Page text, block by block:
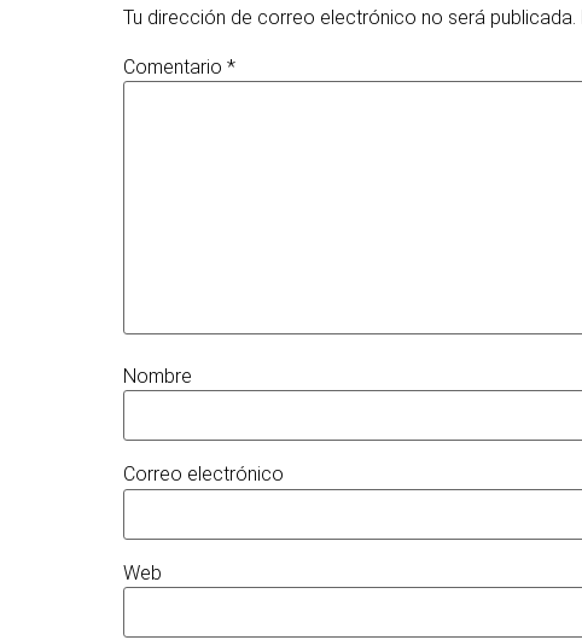
Tu dirección de correo electrónico no será publicada.
Comentario *
Nombre
Correo electrónico
Web